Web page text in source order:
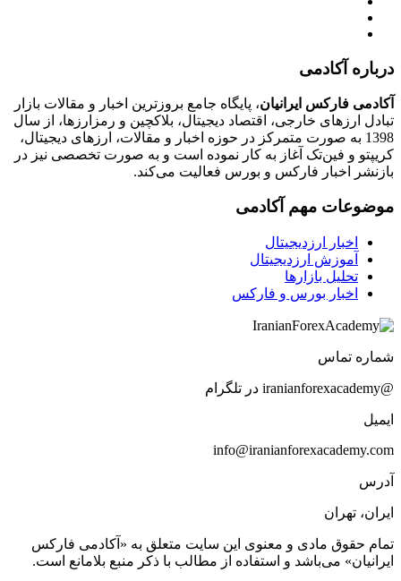
درباره آکادمی
آکادمی فارکس ایرانیان، پایگاه جامع بروزترین اخبار و مقالات بازار
تبادل ارزهای خارجی، اقتصاد دیجیتال، بلاکچین و رمزارزها، از سال
1398 به صورت متمرکز در حوزه اخبار و مقالات، ارزهای‌ دیجیتال،
کریپتو و فین‌تک آغاز به کار نموده است و به صورت تخصصی نیز در
بازنشر اخبار فارکس و بورس فعالیت می‌کند.
موضوعات مهم آکادمی
اخبار ارزدیجیتال
آموزش ارزدیجیتال
تحلیل بازارها
اخبار بورس و فارکس
شماره تماس
@iranianforexacademy در تلگرام
ایمیل
info@iranianforexacademy.com
آدرس
ایران، تهران
تمام حقوق مادی و معنوی این سایت متعلق به «آکادمی فارکس
ایرانیان» می‌باشد و استفاده از مطالب با ذکر منبع بلامانع است.